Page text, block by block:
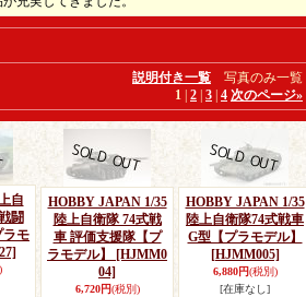
説明付き一覧 写真のみ一覧
1 2 3 4 次のページ»
自
闘
ラモ
HOBBY JAPAN 1/35
陸上自衛隊 74式戦
車 評価支援隊【プ
ラモデル】
[HJMM0
04]
6,720円(税別)
HOBBY JAPAN 1/35
陸上自衛隊74式戦車
G型【プラモデル】
[HJMM005]
6,880円(税別)
[在庫なし]